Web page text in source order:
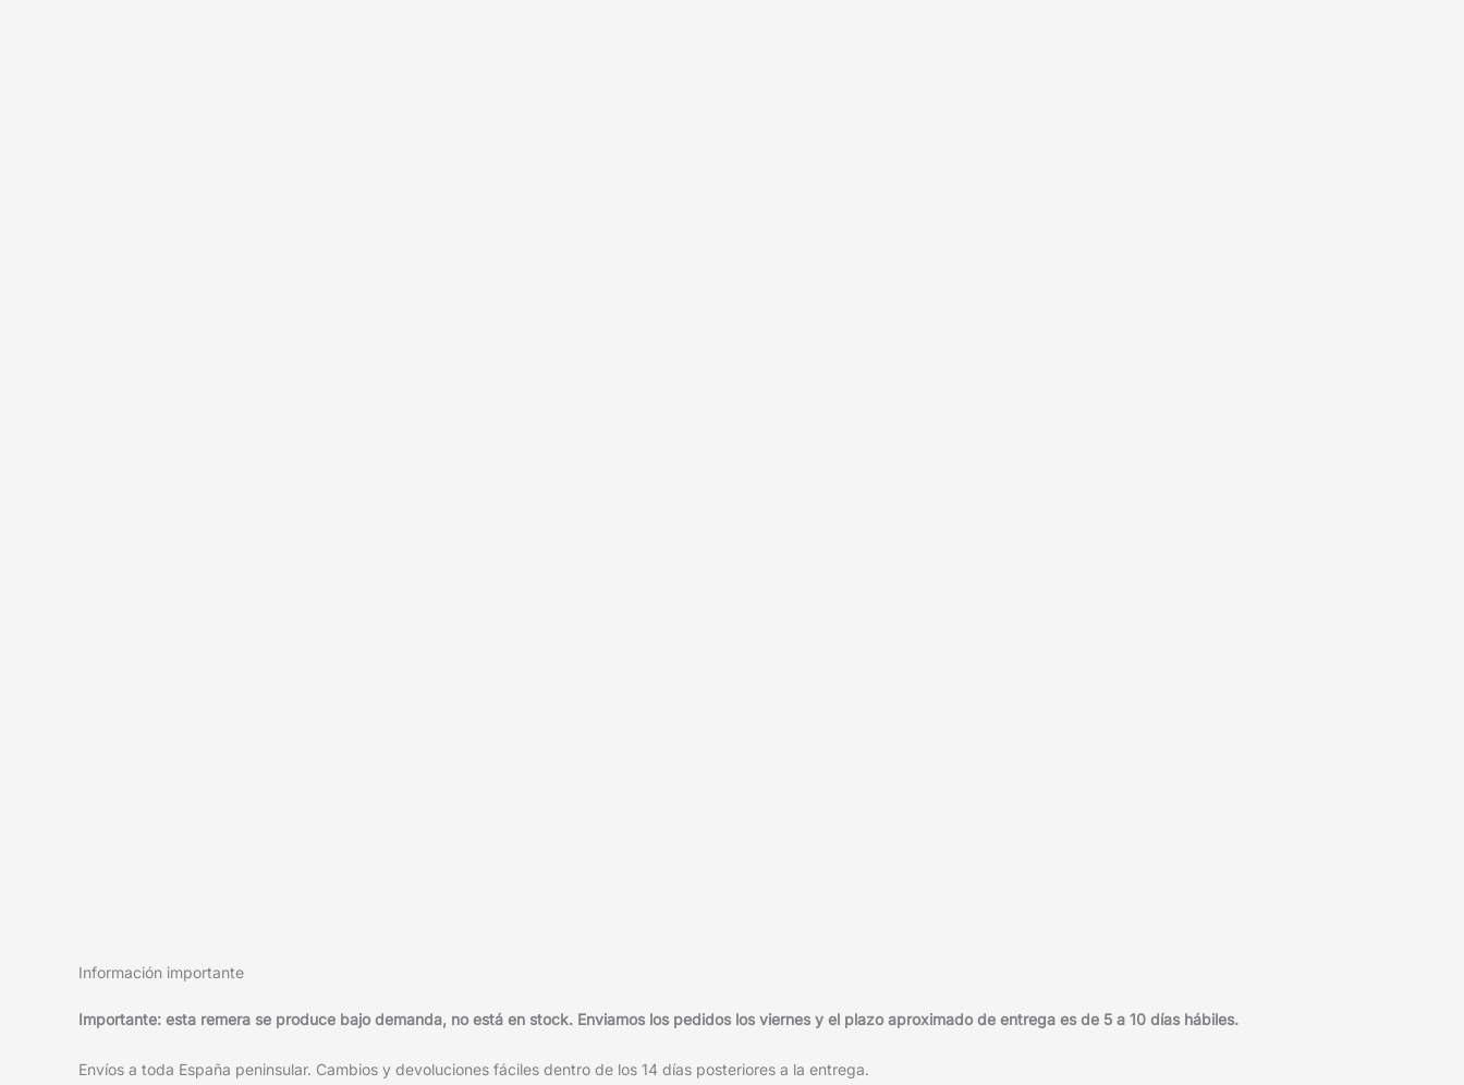
Información importante
Importante: esta remera se produce bajo demanda, no está en stock. Enviamos los pedidos los viernes y el plazo aproximado de entrega es de 5 a 10 días hábiles.
Envíos a toda España peninsular. Cambios y devoluciones fáciles dentro de los 14 días posteriores a la entrega.